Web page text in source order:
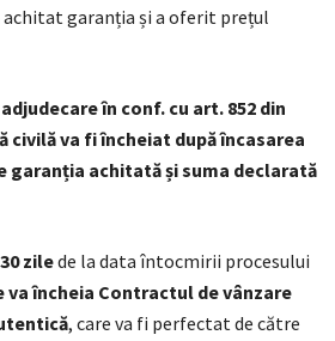
garanția și a oferit prețul
în conf. cu art. 852 din
civilă va fi încheiat după încasarea
garanția achitată și suma declarată
zilede la data întocmirii procesului
va încheia Contractul de vânzare
, care va fi perfectat de către